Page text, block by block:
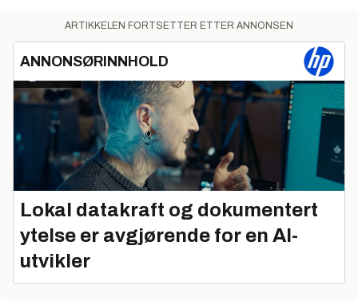
ARTIKKELEN FORTSETTER ETTER ANNONSEN
ANNONSØRINNHOLD
Lokal datakraft og dokumentert
ytelse er avgjørende for en AI-
utvikler